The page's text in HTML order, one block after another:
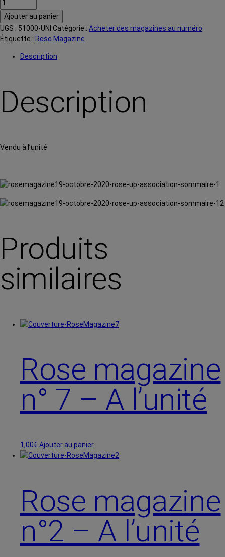
de
Rose
magazine
n°
Ajouter au panier
UGS : 51000-UNI Catégorie : Acheter des magazines au numéro
Étiquette : Rose Magazine
Description
Description
Vendu à l’unité
Produits
similaires
Rose magazine
n° 7 – A l’unité
1,00€ Ajouter au panier
Rose magazine
n°2 – A l’unité